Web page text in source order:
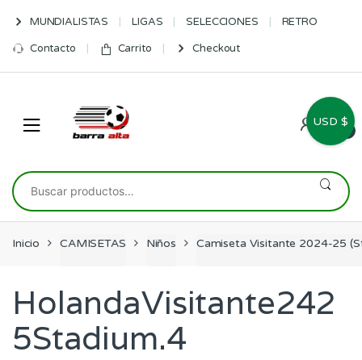
navigation
content
MUNDIALISTAS LIGAS SELECCIONES RETRO
Contacto Carrito Checkout
0
Buscar
por:
Inicio CAMISETAS Niños Camiseta Visitante 2024-25
HolandaVisitante242
5Stadium.4
USD $